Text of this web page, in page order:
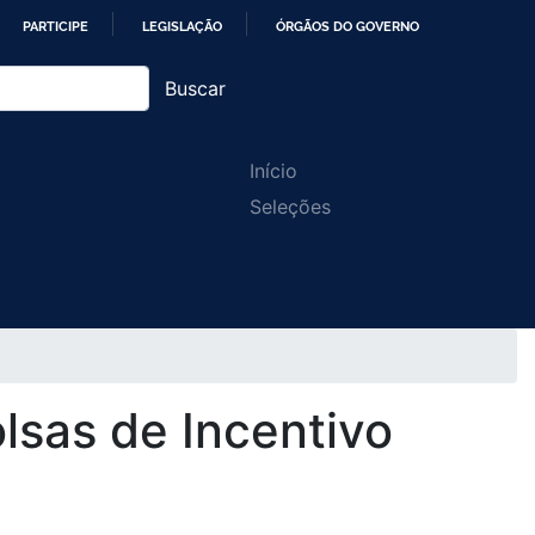
PARTICIPE LEGISLAÇÃO ÓRGÃOS DO GOVERNO
Buscar
Main
navigation
Início
Seleções
de Incentivo